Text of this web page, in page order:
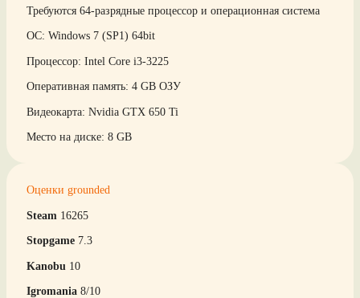
Требуются 64-разрядные процессор и операционная система
ОС: Windows 7 (SP1) 64bit
Процессор: Intel Core i3-3225
Оперативная память: 4 GB ОЗУ
Видеокарта: Nvidia GTX 650 Ti
Место на диске: 8 GB
Оценки grounded
Steam 16265
Stopgame 7.3
Kanobu 10
Igromania 8/10